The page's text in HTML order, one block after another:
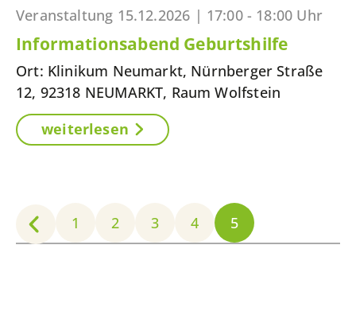
Veranstaltung 15.12.2026 | 17:00 - 18:00 Uhr
Informationsabend Geburtshilfe
Ort: Klinikum Neumarkt, Nürnberger Straße
12, 92318 NEUMARKT, Raum Wolfstein
weiterlesen
1 2 3 4 5